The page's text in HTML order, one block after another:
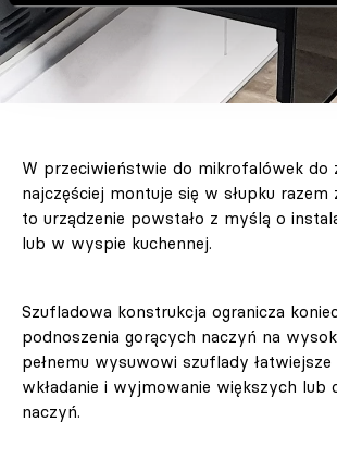
W przeciwieństwie do mikrofalówek do
najczęściej montuje się w słupku razem
to urządzenie powstało z myślą o
lub w wyspie kuchennej.
Szufladowa konstrukcja ogranicza
podnoszenia gorących naczyń na
pełnemu wysuwowi szuflady
wkładanie i wyjmowanie większych lub
naczyń.